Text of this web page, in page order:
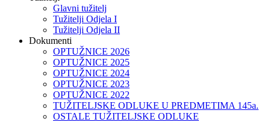
Glavni tužitelj
Tužitelji Odjela I
Tužitelji Odjela II
Dokumenti
OPTUŽNICE 2026
OPTUŽNICE 2025
OPTUŽNICE 2024
OPTUŽNICE 2023
OPTUŽNICE 2022
TUŽITELJSKE ODLUKE U PREDMETIMA 145a.
OSTALE TUŽITELJSKE ODLUKE